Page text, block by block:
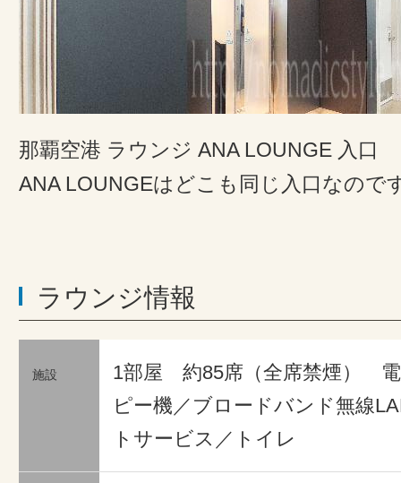
那覇空港 ラウンジ ANA LOUNGE 入口
ANA LOUNGEはどこも同じ入口なので
ラウンジ情報
施設
1部屋 約85席（全席禁煙）
ピー機／ブロードバンド無線
トサービス／トイレ